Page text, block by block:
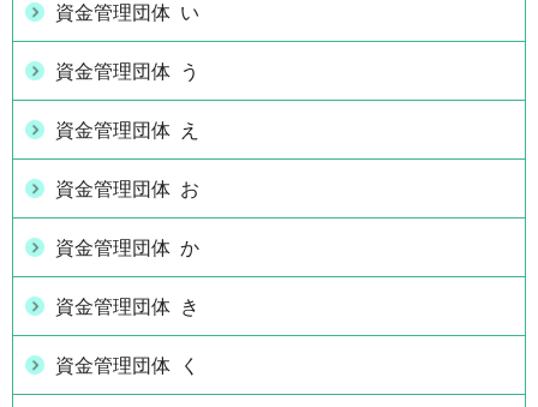
資金管理団体 い
資金管理団体 う
資金管理団体 え
資金管理団体 お
資金管理団体 か
資金管理団体 き
資金管理団体 く